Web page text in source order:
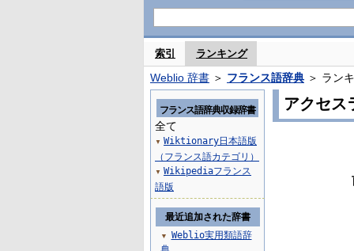
索引 ランキング
Weblio 辞書 ＞ フランス語辞典 ＞ ラン
アクセス
フランス語辞典収録辞書
全て
▼ Wiktionary日本語版
（フランス語カテゴリ）
▼ Wikipediaフランス
語版
最近追加された辞書
▼
Weblio実用類語辞